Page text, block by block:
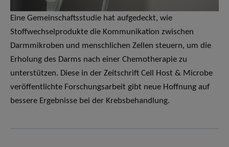
Eine Gemeinschaftsstudie hat aufgedeckt, wie
Stoffwechselprodukte die Kommunikation zwischen
Darmmikroben und menschlichen Zellen steuern, um die
Erholung des Darms nach einer Chemotherapie zu
unterstützen. Diese in der Zeitschrift Cell Host & Microbe
veröffentlichte Forschungsarbeit gibt neue Hoffnung auf
bessere Ergebnisse bei der Krebsbehandlung.